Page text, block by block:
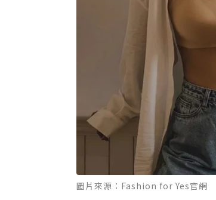
圖片來源：Fashion for Yes官網